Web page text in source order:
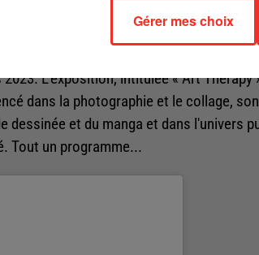
dernières années a eu plusieurs
C'est le cas de Pascal Obispo,
toiles. D'ailleurs, les peinture de
L'exposition, intitulée « Art
dans la photographie et le collage,
dessinée et du manga et dans l'univers
Tout un programme...
Gérer mes choix